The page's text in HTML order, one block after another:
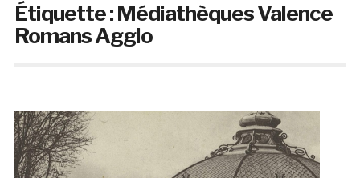
Étiquette :Médiathèques Valence
Romans Agglo